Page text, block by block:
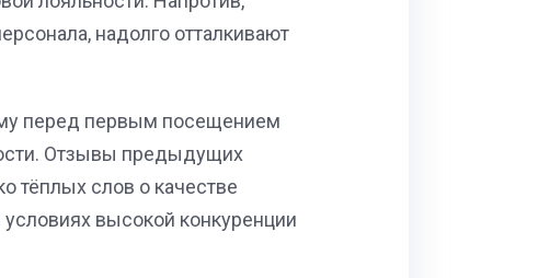
надолго отталкивают
перед первым посещением
Отзывы предыдущих
тёплых слов о качестве
высокой конкуренции